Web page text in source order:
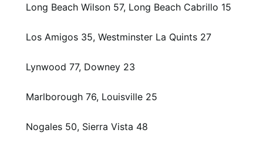
Long Beach Wilson 57, Long Beach Cabrillo 15
Los Amigos 35, Westminster La Quints 27
Lynwood 77, Downey 23
Marlborough 76, Louisville 25
Nogales 50, Sierra Vista 48